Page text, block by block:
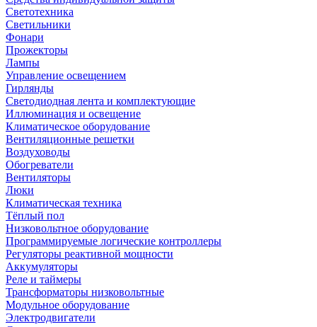
Светотехника
Светильники
Фонари
Прожекторы
Лампы
Управление освещением
Гирлянды
Светодиодная лента и комплектующие
Иллюминация и освещение
Климатическое оборудование
Вентиляционные решетки
Воздуховоды
Обогреватели
Вентиляторы
Люки
Климатическая техника
Тёплый пол
Низковольтное оборудование
Программируемые логические контроллеры
Регуляторы реактивной мощности
Аккумуляторы
Реле и таймеры
Трансформаторы низковольтные
Модульное оборудование
Электродвигатели